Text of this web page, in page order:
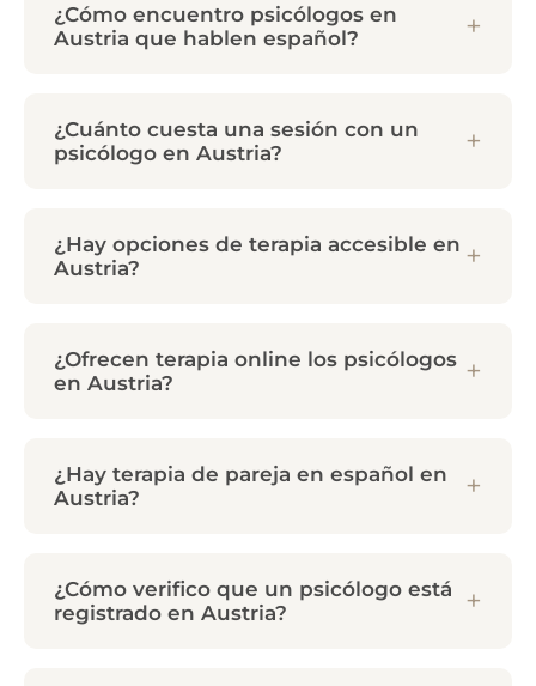
¿Cómo encuentro psicólogos en
Austria que hablen español?
¿Cuánto cuesta una sesión con un
psicólogo en Austria?
¿Hay opciones de terapia accesible en
Austria?
¿Ofrecen terapia online los psicólogos
en Austria?
¿Hay terapia de pareja en español en
Austria?
¿Cómo verifico que un psicólogo está
registrado en Austria?